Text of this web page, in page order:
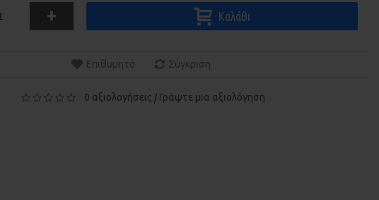
+ Καλάθι
Επιθυμητό Σύγκριση
0 αξιολογήσεις / Γράψτε μια αξιολόγηση